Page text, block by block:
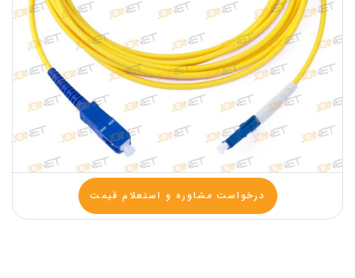
درخواست مشاوره و استعلام قیمت